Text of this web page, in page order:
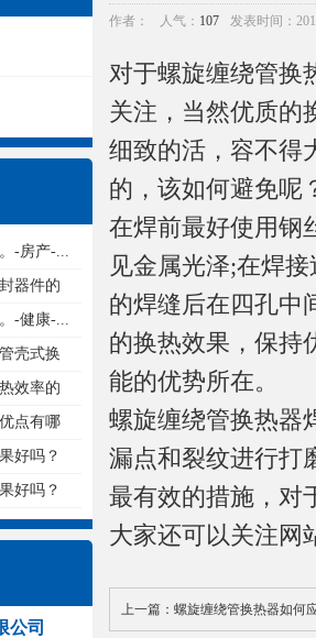
-房产-...
器件的
-健康-...
壳式换
效率的
点有哪
好吗？
好吗？
公司
作者： 人气： 107 发表时间：
对于螺旋缠绕管换
关注，当然优质的
细致的活，容不得
的，该如何避免呢
在焊前最好使用钢
见金属光泽;在焊
的焊缝后在四孔中
的换热效果，保持
能的优势所在。
螺旋缠绕管换热器
漏点和裂纹进行打
最有效的措施，对
大家还可以关注网
上一篇： 螺旋缠绕管换热器如何